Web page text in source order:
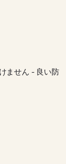
ません - 良い防